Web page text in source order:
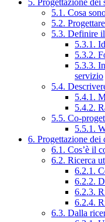
5.1. Cosa
5.2.
5.3. Definire
5.3.1.
5.3.2.
5.3.3.
servizio
5.4.
5.4.1.
5.4.2.
5.5. Co-
5.5.1.
6. Progettazione dei
6.1. Cos’è il
6.2. Ricerca
6.2.1.
6.2.2.
6.2.3.
6.2.4.
6.3. Dalla